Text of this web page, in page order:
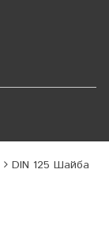
DIN 125 Шайба